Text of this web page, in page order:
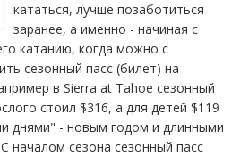
кататься, лучше позаботиться
заранее, а именно - начиная с
катанию, когда можно с
сезонный пасс (билет) на
в Sierra at Tahoe сезонный
стоил $316, а для детей $119
днями" - новым годом и длинными
началом сезона сезонный пасс